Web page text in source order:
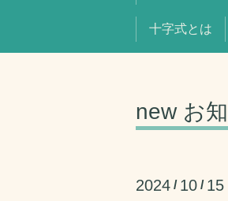
十字式とは
new お
2024 / 10 /